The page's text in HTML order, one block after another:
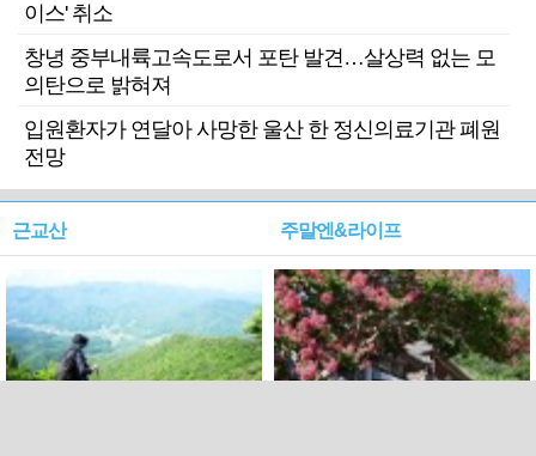
이스' 취소
창녕 중부내륙고속도로서 포탄 발견…살상력 없는 모
의탄으로 밝혀져
입원환자가 연달아 사망한 울산 한 정신의료기관 폐원
전망
근교산 주말엔&라이프